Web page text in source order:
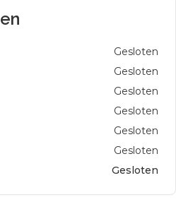
Gesloten
Gesloten
Gesloten
Gesloten
Gesloten
Gesloten
Gesloten